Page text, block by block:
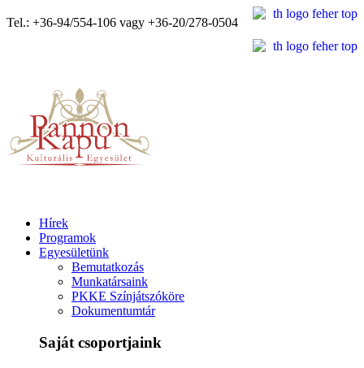
Tel.: +36-94/554-106 vagy +36-20/278-0504
Hírek
Programok
Egyesületünk
Bemutatkozás
Munkatársaink
PKKE Színjátszóköre
Dokumentumtár
Saját csoportjaink